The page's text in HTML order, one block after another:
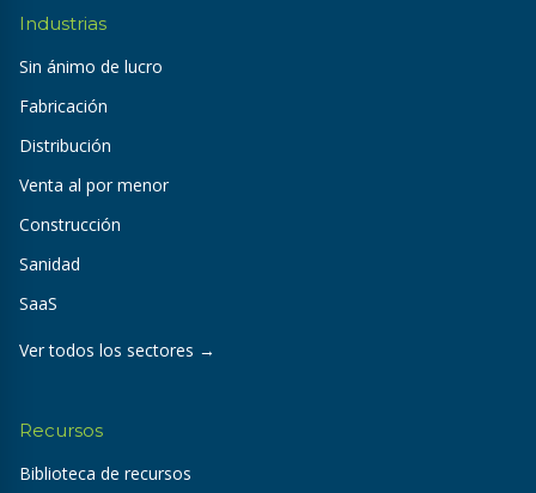
Industrias
Sin ánimo de lucro
Fabricación
Distribución
Venta al por menor
Construcción
Sanidad
SaaS
Ver todos los sectores →
Recursos
Biblioteca de recursos